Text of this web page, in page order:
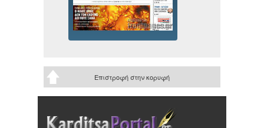
Επιστροφή στην κορυφή